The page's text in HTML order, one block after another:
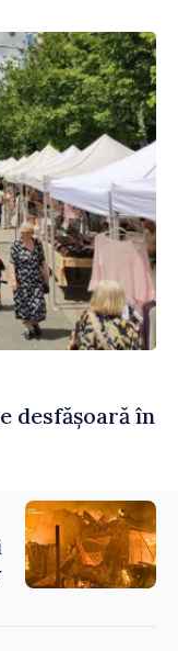
desfășoară în